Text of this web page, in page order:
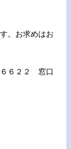
。お求めはお
６２２ 窓口